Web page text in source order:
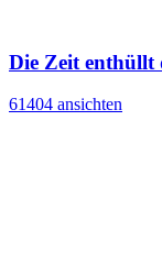
Die Zeit enthüllt
61404 ansichten